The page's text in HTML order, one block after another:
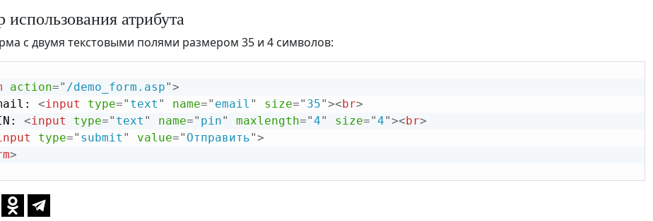
атрибута
с двумя текстовыми полями размером 35 и 4 символов:
action=" /demo_form.asp">
<input type=" text " name=" email " size=" 35">< br>
<input type=" text " name=" pin" maxlength="4" size="4">< br>
type=" submit " value=" Отправить">
>